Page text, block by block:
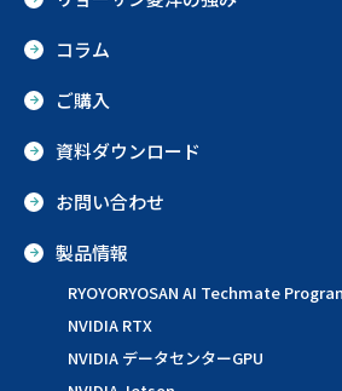
コラム
ご購入
資料ダウンロード
お問い合わせ
製品情報
RYOYORYOSAN AI Techmate
NVIDIA RTX
NVIDIA データセンターGPU